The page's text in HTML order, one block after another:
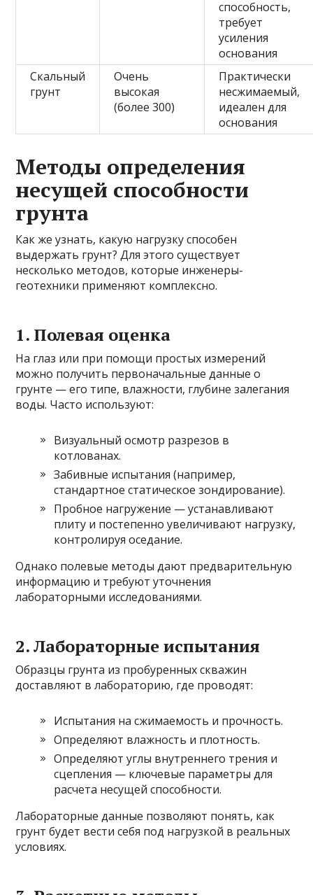
способность,
требует
усиления
основания
Скальный
грунт
Очень
высокая
(более 300)
Практически
несжимаемый,
идеален для
основания
Методы определения
несущей способности
грунта
Как же узнать, какую нагрузку способен
выдержать грунт? Для этого существует
несколько методов, которые инженеры-
геотехники применяют комплексно.
1. Полевая оценка
На глаз или при помощи простых измерений
можно получить первоначальные данные о
грунте — его типе, влажности, глубине залегания
воды. Часто используют:
Визуальный осмотр разрезов в
котлованах.
Забивные испытания (например,
стандартное статическое зондирование).
Пробное нагружение — устанавливают
плиту и постепенно увеличивают нагрузку,
контролируя оседание.
Однако полевые методы дают предварительную
информацию и требуют уточнения
лабораторными исследованиями.
2. Лабораторные испытания
Образцы грунта из пробуренных скважин
доставляют в лабораторию, где проводят:
Испытания на сжимаемость и прочность.
Определяют влажность и плотность.
Определяют углы внутреннего трения и
сцепления — ключевые параметры для
расчета несущей способности.
Лабораторные данные позволяют понять, как
грунт будет вести себя под нагрузкой в реальных
условиях.